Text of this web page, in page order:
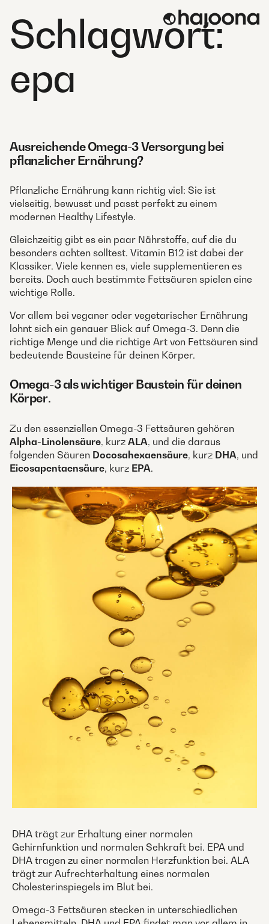
content
Schlagwort:
epa
Ausreichende Omega-3 Versorgung bei
pflanzlicher Ernährung?
Pflanzliche Ernährung kann richtig viel: Sie ist
vielseitig, bewusst und passt perfekt zu einem
modernen Healthy Lifestyle.
Gleichzeitig gibt es ein paar Nährstoffe, auf die du
besonders achten solltest. Vitamin B12 ist dabei der
Klassiker. Viele kennen es, viele supplementieren es
bereits. Doch auch bestimmte Fettsäuren spielen eine
wichtige Rolle.
Vor allem bei veganer oder vegetarischer Ernährung
lohnt sich ein genauer Blick auf Omega-3. Denn die
richtige Menge und die richtige Art von Fettsäuren sind
bedeutende Bausteine für deinen Körper.
Omega-3 als wichtiger Baustein für deinen
Körper.
Zu den essenziellen Omega-3 Fettsäuren gehören
Alpha-Linolensäure, kurz ALA, und die daraus
folgenden Säuren Docosahexaensäure, kurz DHA, und
Eicosapentaensäure, kurz EPA.
DHA trägt zur Erhaltung einer normalen
Gehirnfunktion und normalen Sehkraft bei. EPA und
DHA tragen zu einer normalen Herzfunktion bei. ALA
trägt zur Aufrechterhaltung eines normalen
Cholesterinspiegels im Blut bei.
Omega-3 Fettsäuren stecken in unterschiedlichen